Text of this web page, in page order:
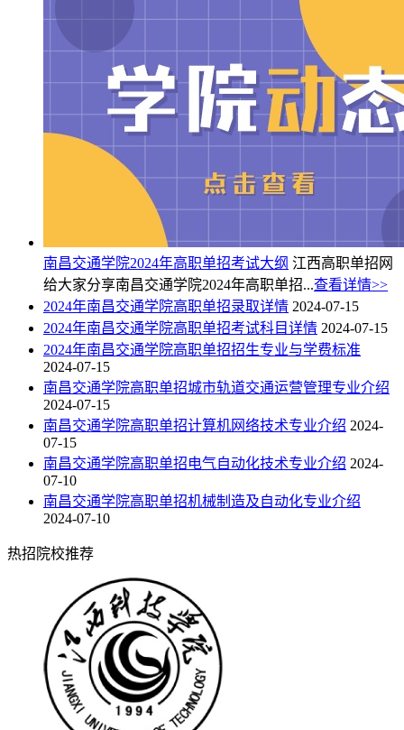
南昌交通学院2024年高职单招考试大纲 江西高职单招网
给大家分享南昌交通学院2024年高职单招...查看详情>>
2024年南昌交通学院高职单招录取详情 2024-07-15
2024年南昌交通学院高职单招考试科目详情 2024-07-15
2024年南昌交通学院高职单招招生专业与学费标准
2024-07-15
南昌交通学院高职单招城市轨道交通运营管理专业介绍
2024-07-15
南昌交通学院高职单招计算机网络技术专业介绍 2024-
07-15
​南昌交通学院高职单招电气自动化技术专业介绍 2024-
07-10
​南昌交通学院高职单招机械制造及自动化专业介绍
2024-07-10
热招院校推荐